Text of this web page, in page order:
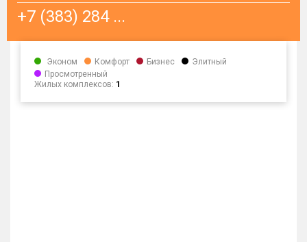
+7 (383) 284 ...
Эконом Комфорт Бизнес
Элитный
Просмотренный
Жилых комплексов: 1